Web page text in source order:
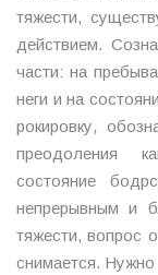
тяжести,
действием.
части: на
неги и на
рокировку,
преодоления
состояние
непрерывным и
тяжести, вопрос
снимается.